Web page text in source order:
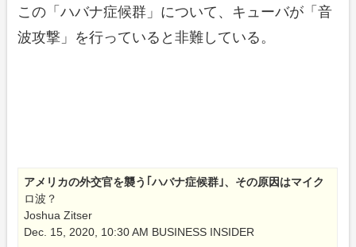
この「ハバナ症候群」について、キューバが「音
波攻撃」を行っていると非難している。
アメリカの外交官を襲う｢ハバナ症候群｣、その原因はマイク
ロ波？
Joshua Zitser
Dec. 15, 2020, 10:30 AM BUSINESS INSIDER